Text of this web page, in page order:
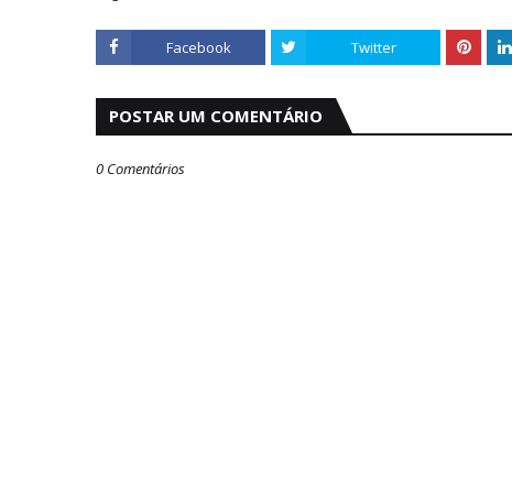
Facebook Twitter
POSTAR UM COMENTÁRIO
0 Comentários